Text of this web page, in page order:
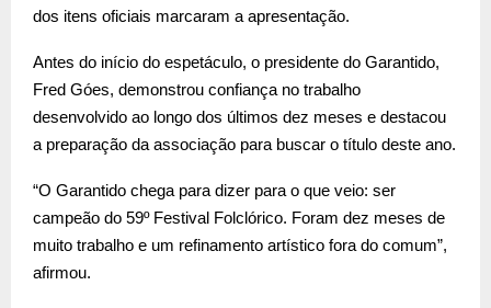
dos itens oficiais marcaram a apresentação.
Antes do início do espetáculo, o presidente do Garantido,
Fred Góes, demonstrou confiança no trabalho
desenvolvido ao longo dos últimos dez meses e destacou
a preparação da associação para buscar o título deste ano.
“O Garantido chega para dizer para o que veio: ser
campeão do 59º Festival Folclórico. Foram dez meses de
muito trabalho e um refinamento artístico fora do comum”,
afirmou.